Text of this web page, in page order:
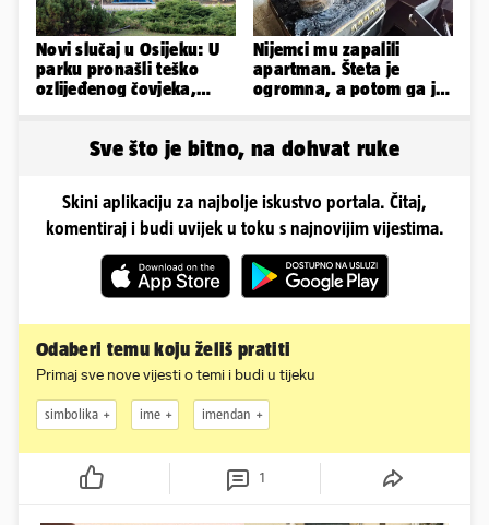
Novi slučaj u Osijeku: U
parku pronašli teško
ozlijeđenog čovjeka,
Nijemci mu zapalili
apartman. Šteta je
ogromna, a potom ga je
Sve što je bitno, na dohvat ruke
Skini aplikaciju za najbolje iskustvo portala. Čitaj,
komentiraj i budi uvijek u toku s najnovijim vijestima.
Odaberi temu koju želiš pratiti
Primaj sve nove vijesti o temi i budi u tijeku
simbolika ime imendan
1